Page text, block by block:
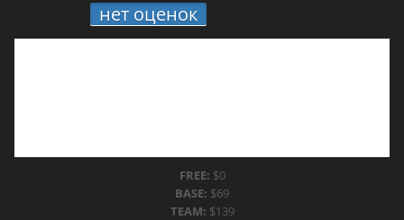
нет оценок
FREE: $0
BASE: $69
TEAM: $139